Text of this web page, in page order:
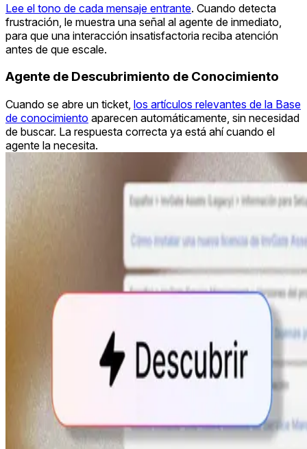
Lee el tono de cada mensaje entrante. Cuando detecta
frustración, le muestra una señal al agente de inmediato,
para que una interacción insatisfactoria reciba atención
antes de que escale.
Agente de Descubrimiento de Conocimiento
Cuando se abre un ticket, los artículos relevantes de la Base
de conocimiento aparecen automáticamente, sin necesidad
de buscar. La respuesta correcta ya está ahí cuando el
agente la necesita.